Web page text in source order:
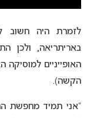
לזמרת היה חשוב
באריתריאה, ולכן
האופייניים
הקשה).
“אני תמיד מחפשת